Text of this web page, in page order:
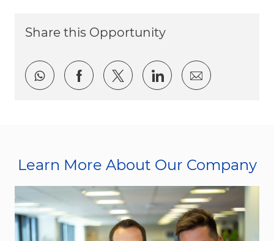
Share this Opportunity
Share via whatsapp
Share via Facebook
Share via twitter
Share viaShare via
Learn More About Our Company